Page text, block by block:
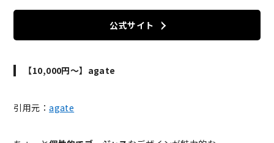
公式サイト
【10,000円～】agate
引用元：agate